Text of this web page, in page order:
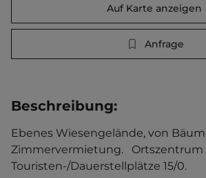
Auf Karte anzeigen
Anfrage
Beschreibung:
Ebenes Wiesengelände, von
Zimmervermietung.
Touristen-/Dauerstellplätze 15/0.